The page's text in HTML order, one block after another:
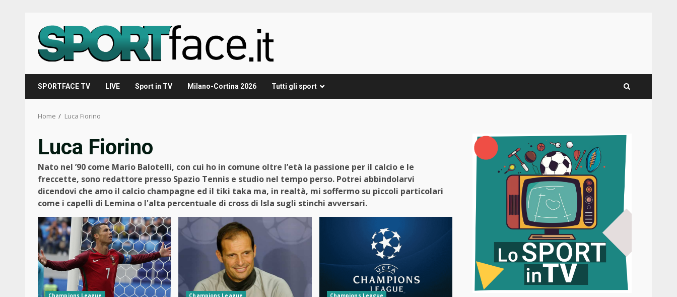
content
SPORTFACE TV LIVE Sport in TV Milano-Cortina 2026 Tutti gli sport
Home Luca Fiorino
Luca Fiorino
Nato nel ’90 come Mario Balotelli, con cui ho in comune oltre l’età la passione per il calcio e le
freccette, sono redattore presso Spazio Tennis e studio nel tempo perso. Potrei abbindolarvi
dicendovi che amo il calcio champagne ed il tiki taka ma, in realtà, mi soffermo su piccoli particolari
come i capelli di Lemina o l'alta percentuale di cross di Isla sugli stinchi avversari.
Champions League Champions League Champions League